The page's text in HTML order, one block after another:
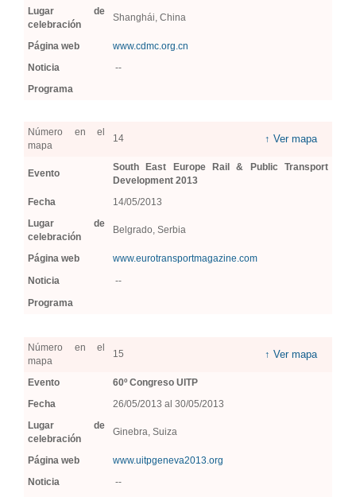
Lugar de
celebración
Shanghái, China
Página web
www.cdmc.org.cn
Noticia
--
Programa
Número en el
mapa
14 ↑ Ver mapa
Evento
South East Europe Rail & Public Transport
Development 2013
Fecha
14/05/2013
Lugar de
celebración
Belgrado, Serbia
Página web
www.eurotransportmagazine.com
Noticia
--
Programa
Número en el
mapa
15 ↑ Ver mapa
Evento
60º Congreso UITP
Fecha
26/05/2013 al 30/05/2013
Lugar de
celebración
Ginebra, Suiza
Página web
www.uitpgeneva2013.org
Noticia
--